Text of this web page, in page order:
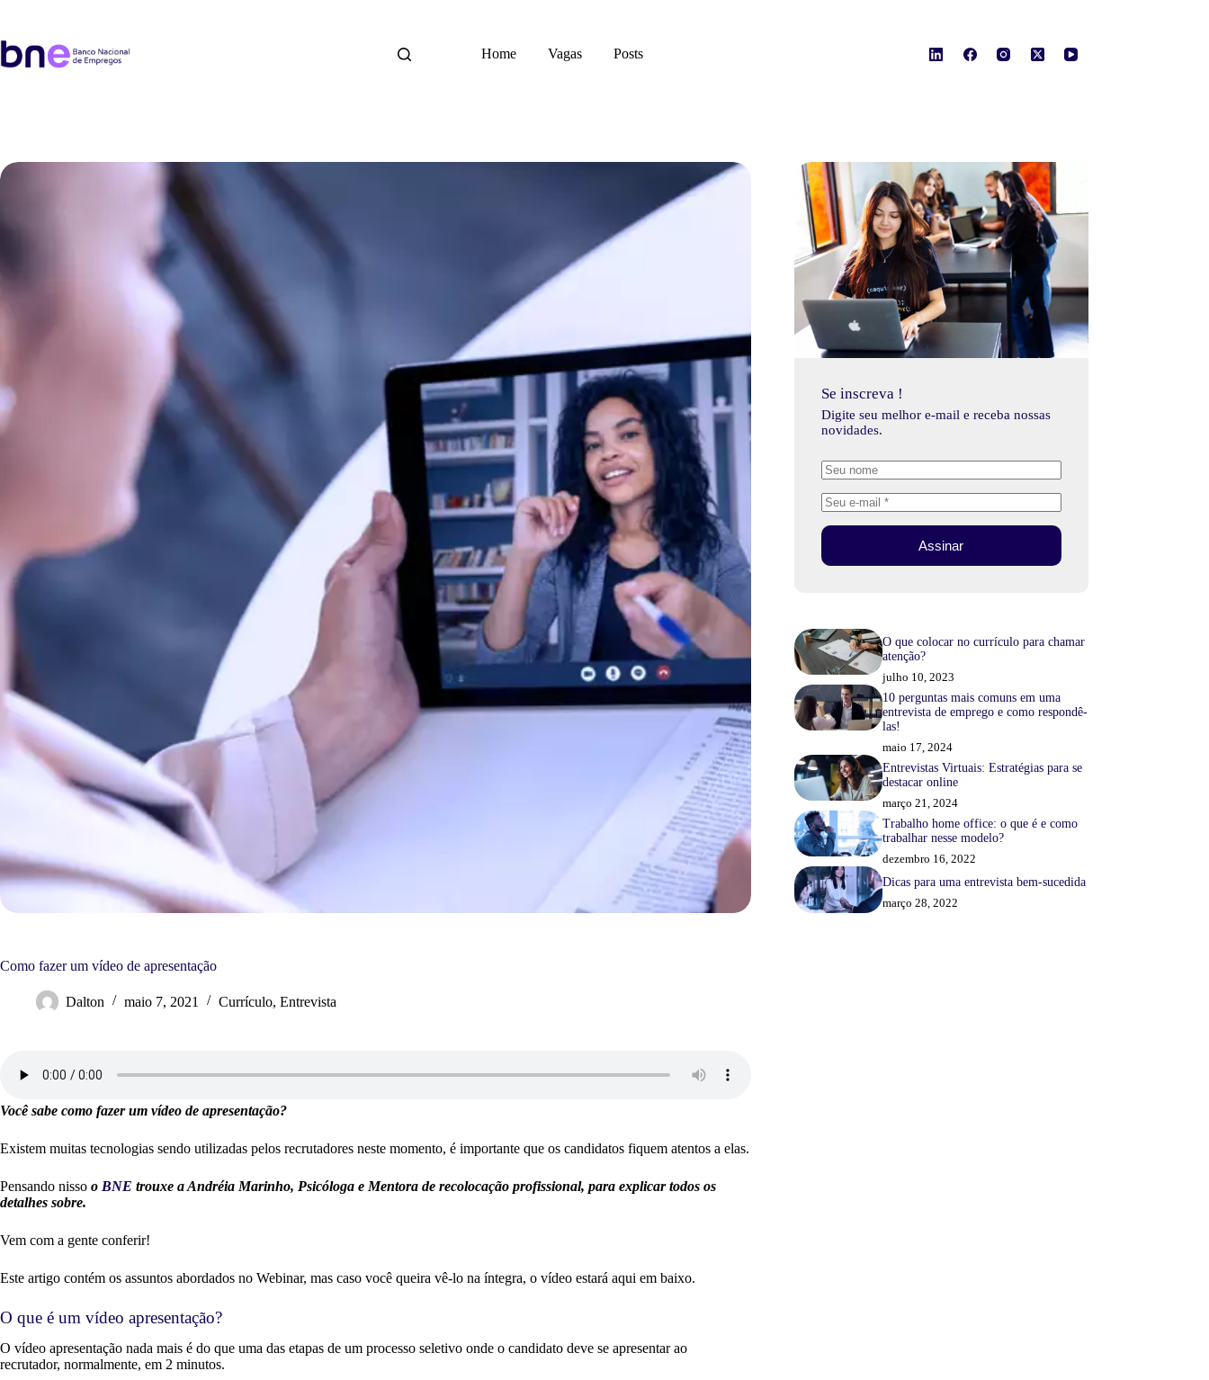
Home Vagas Posts
Como fazer um vídeo de apresentação
Dalton maio 7, 2021 Currículo, Entrevista
Você sabe como fazer um vídeo de apresentação?
Existem muitas tecnologias sendo utilizadas pelos recrutadores neste momento, é importante que os candidatos fiquem atentos a elas.
Pensando nisso o BNE trouxe a Andréia Marinho, Psicóloga e Mentora de recolocação profissional, para explicar todos os
detalhes sobre.
Vem com a gente conferir!
Este artigo contém os assuntos abordados no Webinar, mas caso você queira vê-lo na íntegra, o vídeo estará aqui em baixo.
O que é um vídeo apresentação?
O vídeo apresentação nada mais é do que uma das etapas de um processo seletivo onde o candidato deve se apresentar ao
recrutador, normalmente, em 2 minutos.
Se inscreva !
Digite seu melhor e-mail e receba nossas
novidades.
Assinar
O que colocar no currículo para chamar
atenção?
julho 10, 2023
10 perguntas mais comuns em uma
entrevista de emprego e como respondê-
las!
maio 17, 2024
Entrevistas Virtuais: Estratégias para se
destacar online
março 21, 2024
Trabalho home office: o que é e como
trabalhar nesse modelo?
dezembro 16, 2022
Dicas para uma entrevista bem-sucedida
março 28, 2022